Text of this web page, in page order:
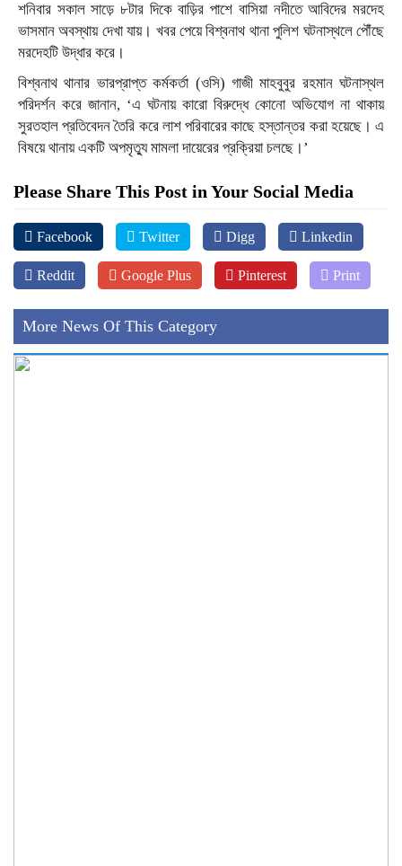
​শনিবার সকাল সাড়ে ৮টার দিকে বাড়ির পাশে বাসিয়া নদীতে আবিদের মরদেহ
ভাসমান অবস্থায় দেখা যায়। খবর পেয়ে বিশ্বনাথ থানা পুলিশ ঘটনাস্থলে পৌঁছে
মরদেহটি উদ্ধার করে।
​বিশ্বনাথ থানার ভারপ্রাপ্ত কর্মকর্তা (ওসি) গাজী মাহবুবুর রহমান ঘটনাস্থল
পরিদর্শন করে জানান, ‘এ ঘটনায় কারো বিরুদ্ধে কোনো অভিযোগ না থাকায়
সুরতহাল প্রতিবেদন তৈরি করে লাশ পরিবারের কাছে হস্তান্তর করা হয়েছে। এ
বিষয়ে থানায় একটি অপমৃত্যু মামলা দায়েরের প্রক্রিয়া চলছে।’
Please Share This Post in Your Social Media
Facebook Twitter Digg Linkedin
Reddit Google Plus Pinterest Print
More News Of This Category